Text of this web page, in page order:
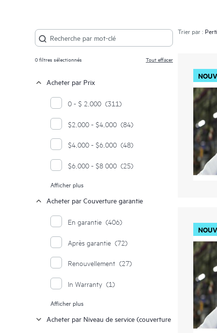
0filtres sélectionnés Tout effacer
Acheter par Prix
0 - $ 2,000 (311)
$2,000 - $4,000 (84)
$4,000 - $6,000 (48)
$6,000 - $8 000 (25)
$8,000 $ - $10 000
$10,000 - $12,000(11)
$12,000 - $14,000
$14,000 - $16,000
$16,000 - $18,000(7)
$18,000 - $20,000
$20,000 - $22,000
Afficher plus
Acheter par Couverture garantie
En garantie (406)
Après garantie (72)
Renouvellement (27)
In Warranty (1)
Post Warranty
Renewal(1)
Afficher plus
Acheter par Niveau de service (couverture
Trier par :